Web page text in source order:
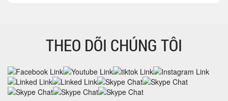
THEO DÕI CHÚNG TÔI